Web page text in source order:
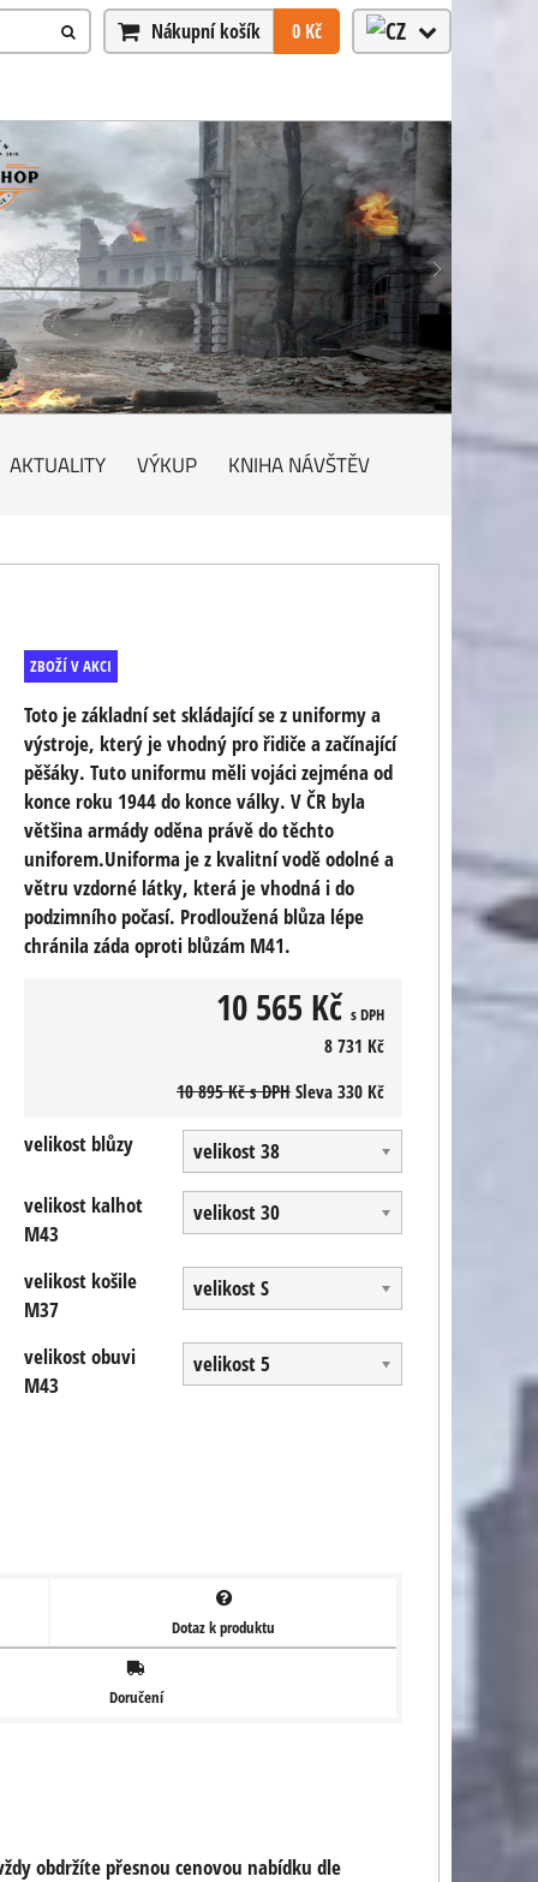
Nákupní košík 0 Kč
AKTUALITY VÝKUP KNIHA NÁVŠTĚV
ZBOŽÍ V AKCI
Toto je základní set skládající se z uniformy a
výstroje, který je vhodný pro řidiče a začínající
pěšáky. Tuto uniformu měli vojáci zejména od
konce roku 1944 do konce války. V ČR byla
většina armády oděna právě do těchto
uniforem.Uniforma je z kvalitní vodě odolné a
větru vzdorné látky, která je vhodná i do
podzimního počasí. Prodloužená blůza lépe
chránila záda oproti blůzám M41.
10 565 Kč s DPH
8 731 Kč
10 895 Kčs DPHSleva330 Kč
velikost blůzy
velikost 38
velikost kalhot
M43
velikost 30
velikost košile
M37
velikost S
velikost obuvi
M43
velikost 5
Dotaz k produktu
Doručení
obdržíte přesnou cenovou nabídku dle